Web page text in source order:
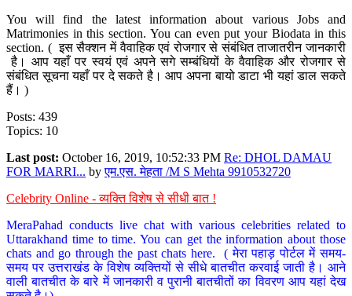
You will find the latest information about various Jobs and
Matrimonies in this section. You can even put your Biodata in this
section. ( इस सैक्शन में वैवाहिक एवं रोजगार से संबंधित ताजातरीन जानकारी
है। आप यहाँ पर स्वयं एवं अपने सगे सम्बंधियों के वैवाहिक और रोजगार से
संबंधित सूचना यहाँ पर दे सकते है। आप अपना बायो डाटा भी यहां डाल सकते
हैं। )
Posts: 439
Topics: 10
Last post: October 16, 2019, 10:52:33 PM Re: DHOL DAMAU
FOR MARRI... byएम.एस. मेहता /M S Mehta 9910532720
Celebrity Online - व्यक्ति विशेष से सीधी बात !
MeraPahad conducts live chat with various celebrities related to
Uttarakhand time to time. You can get the information about those
chats and go through the past chats here. ( मेरा पहाड़ पोर्टल में समय-
समय पर उत्तराखंड के विशेष व्यक्तियों से सीधे बातचीत करवाई जाती है। आने
वाली बातचीत के बारे में जानकारी व पुरानी बातचीतों का विवरण आप यहां देख